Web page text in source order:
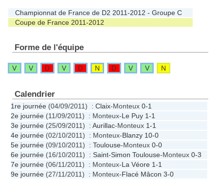
Championnat de France de D2 2011-2012 - Groupe C
Coupe de France 2011-2012
Forme de l'équipe
V V D V D N D V V N
Calendrier
1re journée (04/09/2011) : Claix-Monteux 0-1
2e journée (11/09/2011) : Monteux-Le Puy 1-1
3e journée (25/09/2011) : Aurillac-Monteux 1-1
4e journée (02/10/2011) : Monteux-Blanzy 10-0
5e journée (09/10/2011) : Toulouse-Monteux 0-0
6e journée (16/10/2011) : Saint-Simon Toulouse-Monteux 0-3
7e journée (06/11/2011) : Monteux-La Véore 1-1
9e journée (27/11/2011) : Monteux-Flacé Mâcon 3-0